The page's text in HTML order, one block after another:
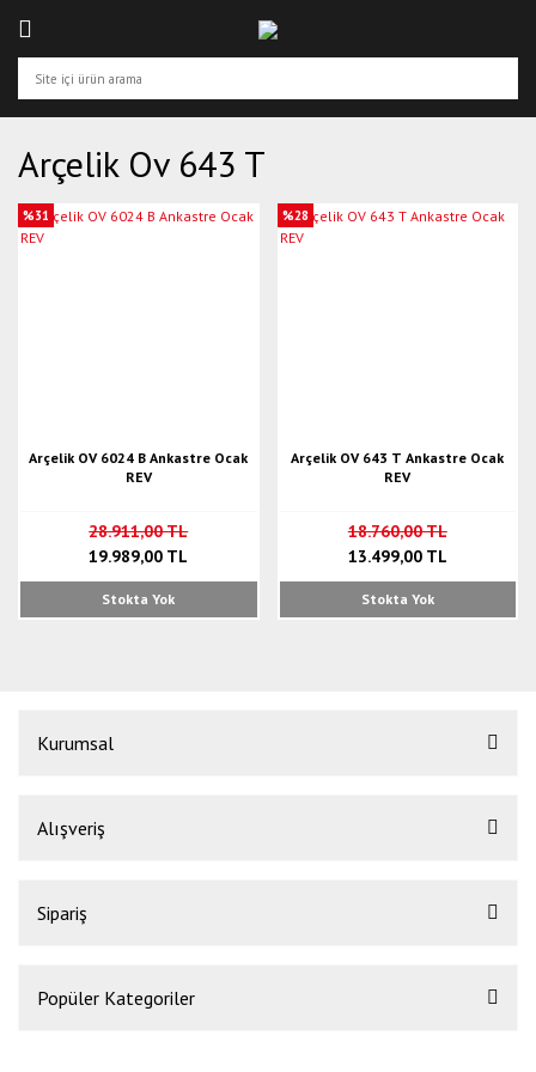
Arçelik Ov 643 T
%31
Arçelik OV 6024 B Ankastre Ocak
REV
28.911,00 TL
19.989,00 TL
Stokta Yok
%28
Arçelik OV 643 T Ankastre Ocak
REV
18.760,00 TL
13.499,00 TL
Stokta Yok
Kurumsal
Alışveriş
Sipariş
Popüler Kategoriler